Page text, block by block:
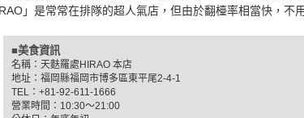
」是常常在排隊的超人氣店，但由於翻檯率相當快，不
■美食資訊
名稱：天麩羅處HIRAO 本店
地址：福岡縣福岡市博多區東平尾2-4-1
TEL：+81-92-611-1666
營業時間：10:30〜21:00